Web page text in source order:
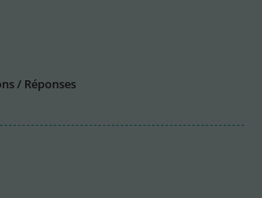
/ Réponses